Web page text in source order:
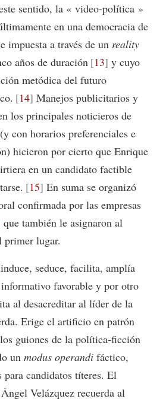
sentido, la « video-política »
en una democracia de
impuesta a través de un reality
años de duración 13 y cuyo
metódica del futuro
14 Manejos publicitarios y
los principales noticieros de
con horarios preferenciales e
hicieron por cierto que Enrique
en un candidato factible
15 En suma se organizó
confirmada por las empresas
que también le asignaron al
primer lugar.
seduce, facilita, amplía
favorable y por otro
al desacreditar al líder de la
Erige el artificio en patrón
guiones de la política-ficción
un modus operandi fáctico,
para candidatos títeres. El
Velázquez recuerda al